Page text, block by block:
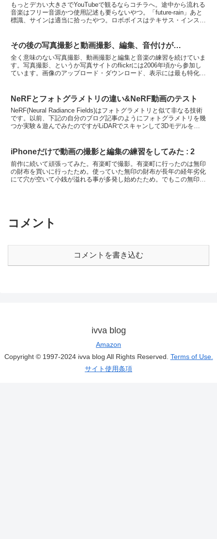
もっとデカい大きさでYouTubeで観るならコチラへ。途中から流れる
音楽はフリー音源かつ使用記述も要らないやつ。「future-rain」あと
標識、サインは適当に拾ったやつ。ロボボイスはテキサス・インスツ
その後の写真撮影と動画撮影、編集、音付けが…
全く意味のない写真撮影、動画撮影と編集と音楽の練習を続けていま
す。写真撮影、というか写真サイトのflickrには2006年頃から参加し
ています。画像のアップロード・ダウンロード、表示には最も特化し
NeRFとフォトグラメトリの違い&NeRF動画のテスト
NeRF(Neural Radiance Fields)はフォトグラメトリと似て非なる技術
です。以前、下記の自分のブログ記事のようにフォトグラメトリを幾
つか実験＆遊んでみたのですがLiDARでスキャンして3Dモデルをア
iPhoneだけで動画の撮影と編集の練習をしてみた : 2
前作に続いて頑張ってみた。有楽町で撮影。有楽町に行ったのは無印
の財布を買いに行ったため。使っていた無印の財布が長年の経年劣化
にて穴が空いて小銭が溢れる事が多発し始めたため。でもこの無印の
コメント
コメントを書き込む
ivva blog
Amazon
Copyright © 1997-2024 ivva blog All Rights Reserved. Terms of Use.
サイト使用条項